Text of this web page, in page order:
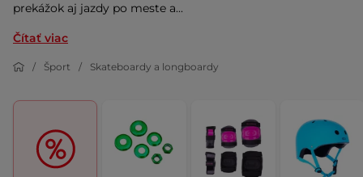
prekážok aj jazdy po meste a...
Čítať viac
Šport Skateboardy a longboardy